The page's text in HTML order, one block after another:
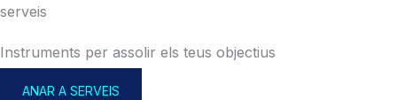
serveis
Instruments per assolir els teus objectius
ANAR A SERVEIS